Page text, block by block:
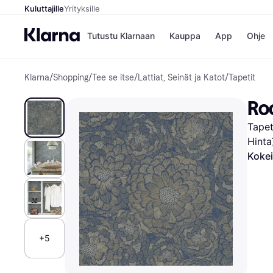
KuluttajilleYrityksille
Tutustu Klarnaan Kauppa
Kaupat
Gigantti
H&M
Peten
Wolt
App Ohje
Klarna/Shopping/Tee se itse/Lattiat, Seinät ja Katot/Tapetit
+5
Hinta